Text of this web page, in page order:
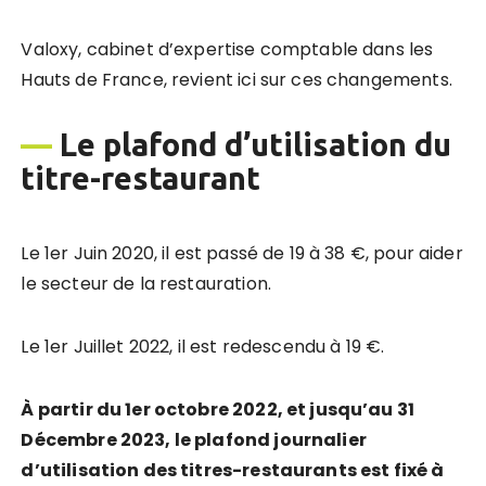
Valoxy, cabinet d’expertise comptable dans les
Hauts de France, revient ici sur ces changements.
— Le plafond d’utilisation du
titre-restaurant
Le 1er Juin 2020, il est passé de 19 à 38 €, pour aider
le secteur de la restauration.
Le 1er Juillet 2022, il est redescendu à 19 €.
À partir du 1er octobre 2022, et jusqu’au 31
Décembre 2023, le plafond journalier
d’utilisation des titres-restaurants est fixé à